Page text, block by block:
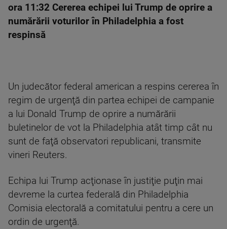
ora 11:32 Cererea echipei lui Trump de oprire a
numărării voturilor în Philadelphia a fost
respinsă
Un judecător federal american a respins cererea în
regim de urgenţă din partea echipei de campanie
a lui Donald Trump de oprire a numărării
buletinelor de vot la Philadelphia atât timp cât nu
sunt de faţă observatori republicani, transmite
vineri Reuters.
Echipa lui Trump acţionase în justiţie puţin mai
devreme la curtea federală din Philadelphia
Comisia electorală a comitatului pentru a cere un
ordin de urgenţă.